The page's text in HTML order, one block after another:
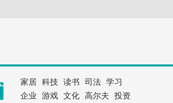
家居 科技 读书 司法 学习
企业
游戏 文化 高尔夫 投资